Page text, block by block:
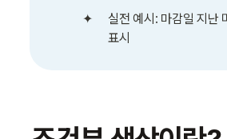
실전 예시: 마감일 지난
표시